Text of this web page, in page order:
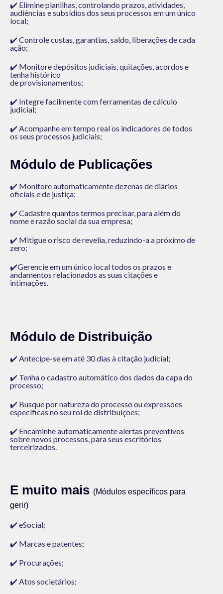
✔️ Elimine planilhas, controlando prazos, atividades,
audiências e subsídios dos seus processos em um único
local;
✔️ Controle custas, garantias, saldo, liberações de cada
ação;
✔️ Monitore depósitos judiciais, quitações, acordos e
tenha histórico
de provisionamentos;
✔️ Integre facilmente com ferramentas de cálculo
judicial;
✔️ Acompanhe em tempo real os indicadores de todos
os seus processos judiciais;
Módulo de Publicações
✔️ Monitore automaticamente dezenas de diários
oficiais e de justiça;
✔️ Cadastre quantos termos precisar, para além do
nome e razão social da sua empresa;
✔️ Mitigue o risco de revelia, reduzindo-a a próximo de
zero;
✔️Gerencie em um único local todos os prazos e
andamentos relacionados as suas citações e
intimações.
Módulo de Distribuição
✔️ Antecipe-se em até 30 dias à citação judicial;
✔️ Tenha o cadastro automático dos dados da capa do
processo;
✔️ Busque por natureza do processo ou expressões
específicas no seu rol de distribuições;
✔️ Encaminhe automaticamente alertas preventivos
sobre novos processos, para seus escritórios
terceirizados.
E muito mais (Módulos específicos para
gerir)
✔️ eSocial;
✔️ Marcas e patentes;
✔️ Procurações;
✔️ Atos societários;